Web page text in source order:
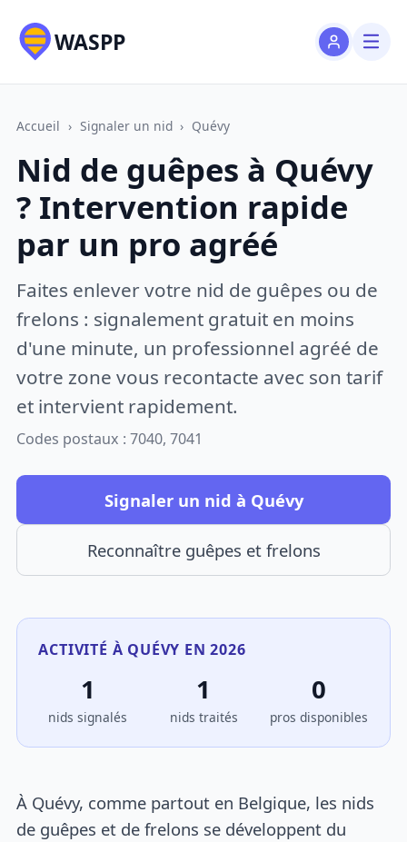
WASPP
Accueil › Signaler un nid › Quévy
Nid de guêpes à Quévy
? Intervention rapide
par un pro agréé
Faites enlever votre nid de guêpes ou de
frelons : signalement gratuit en moins
d'une minute, un professionnel agréé de
votre zone vous recontacte avec son tarif
et intervient rapidement.
Codes postaux : 7040, 7041
Signaler un nid à Quévy
Reconnaître guêpes et frelons
ACTIVITÉ À QUÉVY EN 2026
1
nids signalés
1
nids traités
0
pros disponibles
À Quévy, comme partout en Belgique, les nids
de guêpes et de frelons se développent du